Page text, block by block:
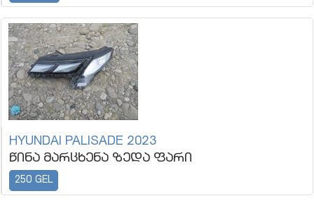
HYUNDAI PALISADE 2023
წინა მარცხენა ზედა ფარი
250 GEL